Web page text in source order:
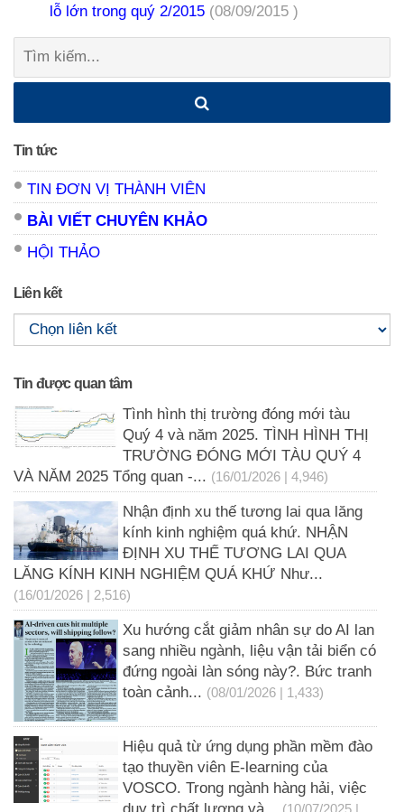
lỗ lớn trong quý 2/2015 (08/09/2015 )
Tìm
Tin tức
TIN ĐƠN VỊ THÀNH VIÊN
BÀI VIẾT CHUYÊN KHẢO
HỘI THẢO
Liên kết
Tin được quan tâm
Tình hình thị trường đóng mới tàu
Quý 4 và năm 2025. TÌNH HÌNH THỊ
TRƯỜNG ĐÓNG MỚI TÀU QUÝ 4
VÀ NĂM 2025 Tổng quan -... (16/01/2026 | 4,946)
Nhận định xu thế tương lai qua lăng
kính kinh nghiệm quá khứ. NHẬN
ĐỊNH XU THẾ TƯƠNG LAI QUA
LĂNG KÍNH KINH NGHIỆM QUÁ KHỨ Như...
(16/01/2026 | 2,516)
Xu hướng cắt giảm nhân sự do AI lan
sang nhiều ngành, liệu vận tải biển có
đứng ngoài làn sóng này?. Bức tranh
toàn cảnh... (08/01/2026 | 1,433)
Hiệu quả từ ứng dụng phần mềm đào
tạo thuyền viên E-learning của
VOSCO. Trong ngành hàng hải, việc